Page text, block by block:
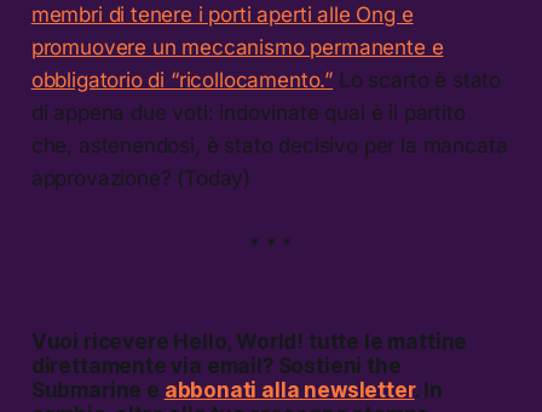
membri di tenere i porti aperti alle Ong e
promuovere un meccanismo permanente e
obbligatorio di “ricollocamento.” Lo scarto è stato
di appena due voti: indovinate qual è il partito
che, astenendosi, è stato decisivo per la mancata
approvazione? (Today)
* * *
Vuoi ricevere Hello, World! tutte le mattine
direttamente via email? Sostieni the
Submarine e abbonati alla newsletter. In